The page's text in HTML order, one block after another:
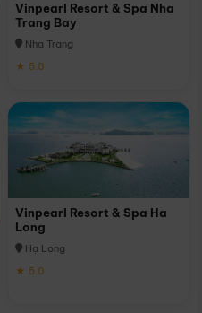
Vinpearl Resort & Spa Nha
Trang Bay
Nha Trang
★ 5.0
Vinpearl Resort & Spa Ha
Long
Hạ Long
★ 5.0